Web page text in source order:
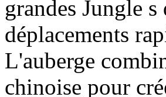
grandes Jungle
déplacements
L'auberge
chinoise pour